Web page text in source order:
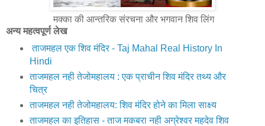
मक्का की आन्तरिक संरचना और भगवान शिव लिंग
अन्य महत्वपूर्ण लेख
ताजमहल एक शिव मंदिर - Taj Mahal Real History In
Hindi
ताजमहल नही तेजोमहालय : एक प्राचीन शिव मंदिर तथ्य और
चित्र
ताजमहल नही तेजोमहालय: शिव मंदिर होने का मिला साक्ष्य
ताजमहल का इतिहास - ताज मकबरा नही अग्रेश्वर महदेव शिव